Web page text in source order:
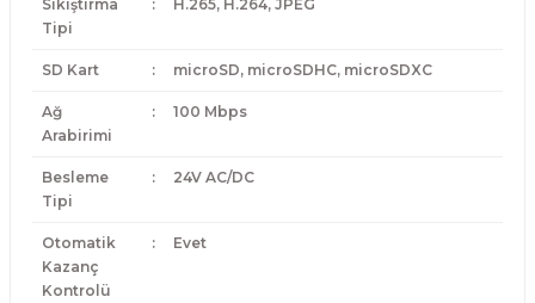
Sıkıştırma
Tipi
: H.265, H.264, JPEG
SD Kart : microSD, microSDHC, microSDXC
Ağ
Arabirimi
: 100 Mbps
Besleme
Tipi
: 24V AC/DC
Otomatik
Kazanç
Kontrolü
: Evet